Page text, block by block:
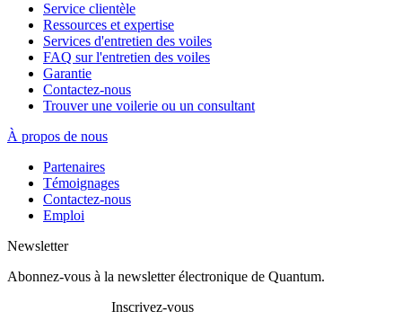
Service clientèle
Ressources et expertise
Services d'entretien des voiles
FAQ sur l'entretien des voiles
Garantie
Contactez-nous
Trouver une voilerie ou un consultant
À propos de nous
Partenaires
Témoignages
Contactez-nous
Emploi
Newsletter
Abonnez-vous à la newsletter électronique de Quantum.
Inscrivez-vous